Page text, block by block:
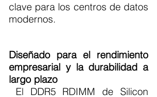
clave para los centros de datos
modernos.
Diseñado para el rendimiento
empresarial y la durabilidad a
largo plazo